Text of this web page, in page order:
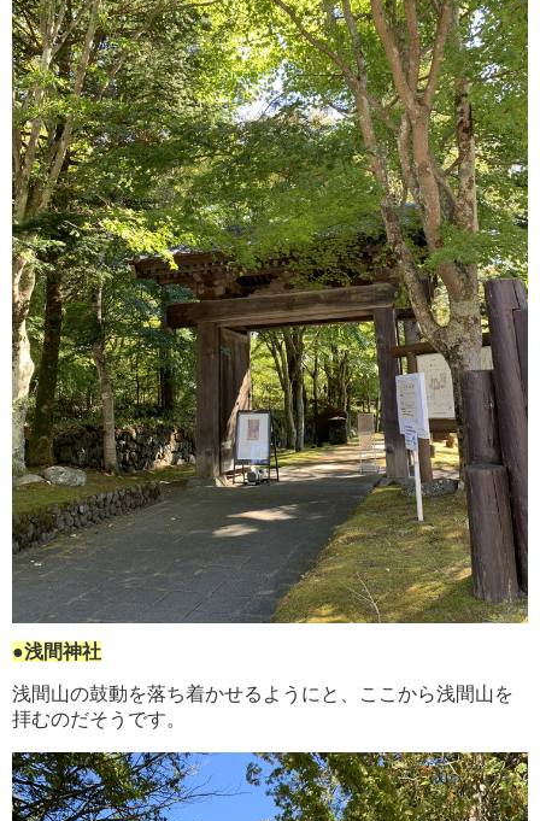
●浅間神社
浅間山の鼓動を落ち着かせるようにと、ここから浅間山を
拝むのだそうです。